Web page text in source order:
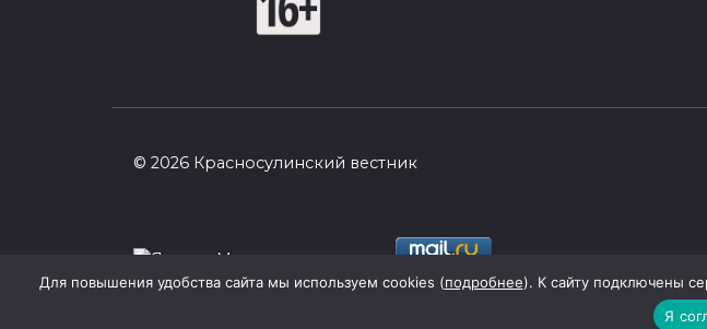
© 2026 Красносулинский вестник
Для повышения удобства сайта мы используем cookies (подробнее). К сайту подключены
Я